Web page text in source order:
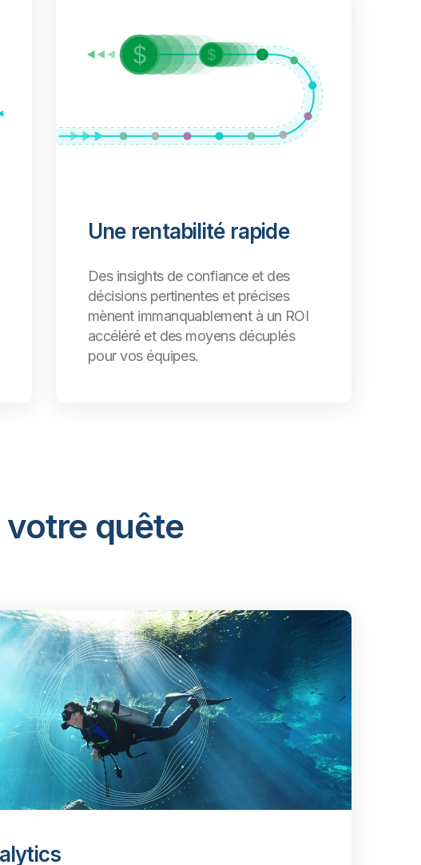
Une rentabilité rapide
Des insights de confiance et des
décisions pertinentes et précises
mènent immanquablement à un ROI
accéléré et des moyens décuplés
pour vos équipes.
quête